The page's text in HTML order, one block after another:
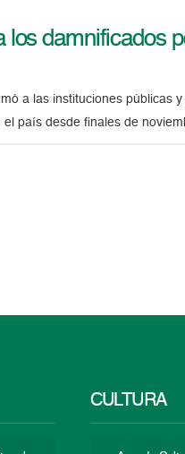
los damnificados
a las instituciones públicas
país desde finales de
CULTURA